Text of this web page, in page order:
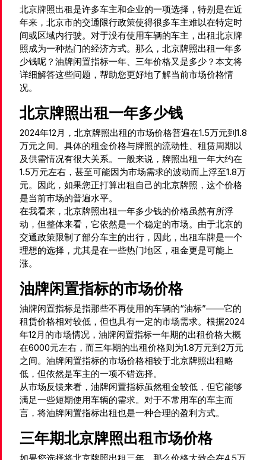
北京牌照出租是许多车主和企业的一项选择，特别是在近
年来，北京市的交通限行政策使得很多车主难以在特定时
间或区域内行驶。对于没有使用车辆的车主，出租北京牌
照成为一种热门的经济方式。那么，北京牌照出租一年多
少钱呢？油牌闲置指标一年、三年价格又是多少？本文将
详细解答这些问题，帮助您更好地了解当前市场价格情
况。
北京牌照出租一年多少钱
2024年12月，北京牌照出租的市场价格普遍在1.5万元到1.8
万元之间。具体的租金价格与牌照的流动性、租赁周期以
及供需情况有很大关系。一般来说，牌照出租一年大约在
1.5万元左右，甚至可能因为市场需求的波动而上浮至1.8万
元。因此，如果您正打算出租自己的北京牌照，这个价格
是当前市场的普遍水平。
在我看来，北京牌照出租一年多少钱的价格虽然有所浮
动，但整体来看，它依然是一个稳定的市场。由于北京的
交通政策限制了部分车主的出行，因此，出租车牌是一个
理想的选择，尤其是在一些热门地区，租金更是可能上
涨。
油牌闲置指标的市场价格
油牌闲置指标是指那些不再使用的车辆的“油标”——它的
租赁价格相对较低，但也具有一定的市场需求。根据2024
年12月的市场情况，油牌闲置指标一年期的出租价格大概
在6000元左右，而三年期的出租价格则为1.8万元到2万元
之间。油牌闲置指标的市场价格相较于北京牌照出租略
低，但依然是车主的一项不错选择。
从市场反馈来看，油牌闲置指标虽然租金较低，但它能够
满足一些短期使用车辆的需求。对于不常用车的车主而
言，将油牌闲置指标出租也是一种合理的盈利方式。
三年期北京牌照出租市场价格
如果您选择将北京牌照出租三年，那么价格大致会在4.5万